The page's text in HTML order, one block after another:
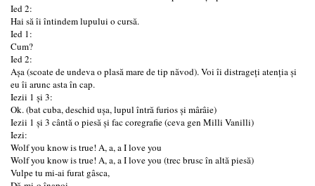
Ied 2:
Hai să îi întindem lupului o cursă.
Ied 1:
Cum?
Ied 2:
Așa (scoate de undeva o plasă mare de tip năvod). Voi îi distrageți atenția și
eu îi arunc asta în cap.
Iezii 1 și 3:
Ok. (bat cuba, deschid ușa, lupul întră furios și mârâie)
Iezii 1 și 3 cântă o piesă și fac coregrafie (ceva gen Milli Vanilli)
Iezi:
Wolf you know is true! A, a, a I love you
Wolf you know is true! A, a, a I love you (trec brusc în altă piesă)
Vulpe tu mi-ai furat gâsca,